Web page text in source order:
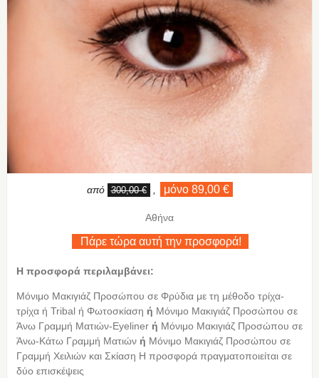
από 300,00 € μόνο 89,00 €
Αθήνα
Πάρε τώρα αυτή την προσφορά!
Η προσφορά περιλαμβάνει:
Μόνιμο Μακιγιάζ Προσώπου σε Φρύδια με τη μέθοδο τρίχα-
τρίχα ή Tribal ή Φωτοσκίαση ή Μόνιμο Μακιγιάζ Προσώπου σε
Άνω Γραμμή Ματιών-Eyeliner ή Μόνιμο Μακιγιάζ Προσώπου σε
Άνω-Κάτω Γραμμή Ματιών ή Μόνιμο Μακιγιάζ Προσώπου σε
Γραμμή Χειλιών και Σκίαση Η προσφορά πραγματοποιείται σε
δύο επισκέψεις